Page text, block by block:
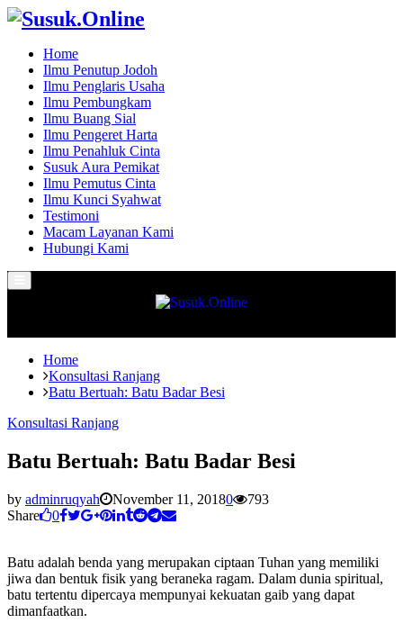
Home
Ilmu Penutup Jodoh
Ilmu Penglaris Usaha
Ilmu Pembungkam
Ilmu Buang Sial
Ilmu Pengeret Harta
Ilmu Penahluk Cinta
Susuk Aura Pemikat
Ilmu Pemutus Cinta
Ilmu Kunci Syahwat
Testimoni
Macam Layanan Kami
Hubungi Kami
Menu
Home
Konsultasi Ranjang
Batu Bertuah: Batu Badar Besi
Konsultasi Ranjang
Batu Bertuah: Batu Badar Besi
by adminruqyah November 11, 20180
793
Share
0
Batu adalah benda yang merupakan ciptaan Tuhan yang memiliki
jiwa dan bentuk fisik yang beraneka ragam. Dalam dunia spiritual,
batu tertentu dipercaya mempunyai kekuatan gaib yang dapat
dimanfaatkan.